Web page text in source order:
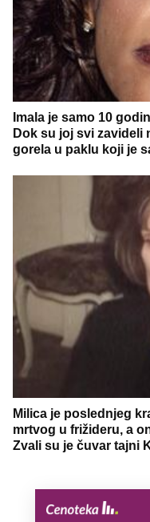
Imala je samo 10
Dok su joj svi zavideli
gorela u paklu koji je
Milica je poslednjeg
mrtvog u frižideru, a
Zvali su je čuvar tajni